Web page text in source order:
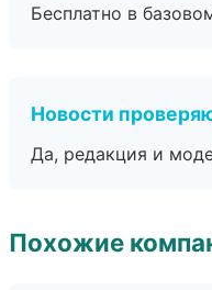
Бесплатно в
Новости
Да, редакция и
Похожие